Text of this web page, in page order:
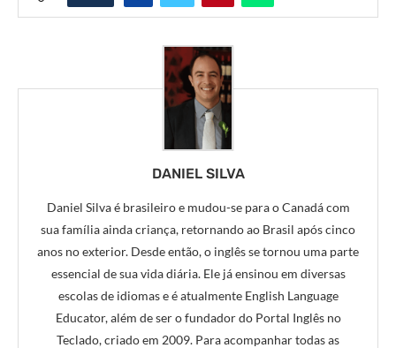
DANIEL SILVA
Daniel Silva é brasileiro e mudou-se para o Canadá com
sua família ainda criança, retornando ao Brasil após cinco
anos no exterior. Desde então, o inglês se tornou uma parte
essencial de sua vida diária. Ele já ensinou em diversas
escolas de idiomas e é atualmente English Language
Educator, além de ser o fundador do Portal Inglês no
Teclado, criado em 2009. Para acompanhar todas as